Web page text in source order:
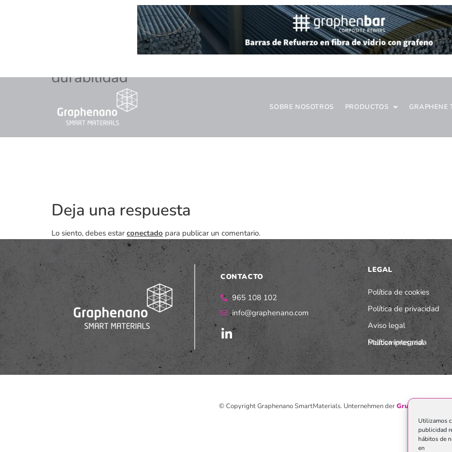
Utilizamos
publicidad
hábitos de
en
SOBRE NOSOTROS PRODUCTOS GRAPHENE
durabilidad
Deja una respuesta
Lo siento, debes estar conectado para publicar un comentario.
CONTACTO
965 108 102
info@graphenano.com
LEGAL
Política de cookies
Política de privacidad
Aviso legal
Política Integrada Multiempresarial
© Copyright Graphenano SmartMaterials. Unternehmen derGrupo